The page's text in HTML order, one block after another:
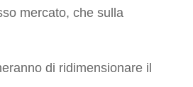
mercato, che sulla
di ridimensionare il